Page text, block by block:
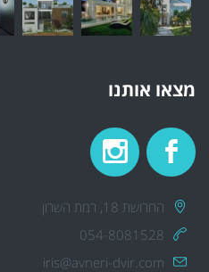
מצאו אותנו
החרושת 18, רמת השרון
054-8081528
iris@avneri-dvir.com